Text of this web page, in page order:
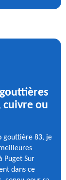
ou
gouttière 83, je
Puget Sur
dans ce